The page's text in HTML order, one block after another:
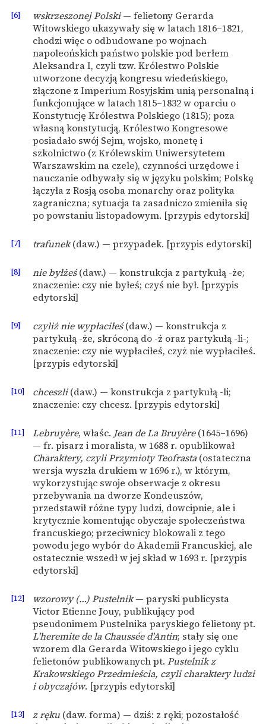
[6] wskrzeszonej Polski— felietony Gerarda
Witowskiego ukazywały się w latach 1816–1821,
chodzi więc o odbudowane po wojnach
napoleońskich państwo polskie pod berłem
Aleksandra I, czyli tzw. Królestwo Polskie
utworzone decyzją kongresu wiedeńskiego,
złączone z Imperium Rosyjskim unią personalną i
funkcjonujące w latach 1815–1832 w oparciu o
Konstytucję Królestwa Polskiego (1815); poza
własną konstytucją, Królestwo Kongresowe
posiadało swój Sejm, wojsko, monetę i
szkolnictwo (z Królewskim Uniwersytetem
Warszawskim na czele), czynności urzędowe i
nauczanie odbywały się w języku polskim; Polskę
łączyła z Rosją osoba monarchy oraz polityka
zagraniczna; sytuacja ta zasadniczo zmieniła się
po powstaniu listopadowym. [przypis edytorski]
[7] trafunek(daw.) — przypadek. [przypis edytorski]
[8] nie byłżeś(daw.) — konstrukcja z partykułą -że;
znaczenie: czy nie byłeś; czyś nie był. [przypis
edytorski]
[9] czyliż nie wypłaciłeś(daw.) — konstrukcja z
partykułą -że, skróconą do -ż oraz partykułą -li-;
znaczenie: czy nie wypłaciłeś, czyż nie wypłaciłeś.
[przypis edytorski]
[10] chceszli(daw.) — konstrukcja z partykułą -li;
znaczenie: czy chcesz. [przypis edytorski]
[11] Lebruyère, właśc. Jean de La Bruyère(1645–1696)
— fr. pisarz i moralista, w 1688 r. opublikował
Charaktery, czyli Przymioty Teofrasta(ostateczna
wersja wyszła drukiem w 1696 r.), w którym,
wykorzystując swoje obserwacje z okresu
przebywania na dworze Kondeuszów,
przedstawił różne typy ludzi, dowcipnie, ale i
krytycznie komentując obyczaje społeczeństwa
francuskiego; przeciwnicy blokowali z tego
powodu jego wybór do Akademii Francuskiej, ale
ostatecznie wszedł w jej skład w 1693 r. [przypis
edytorski]
[12] wzorowy (…) Pustelnik— paryski publicysta
Victor Etienne Jouy, publikujący pod
pseudonimem Pustelnika paryskiego felietony pt.
L'heremite de la Chaussée d'Antin; stały się one
wzorem dla Gerarda Witowskiego i jego cyklu
felietonów publikowanych pt.Pustelnik z
Krakowskiego Przedmieścia, czyli charaktery ludzi
i obyczajów. [przypis edytorski]
[13] z ręku (daw. forma) — dziś: z ręki; pozostałość